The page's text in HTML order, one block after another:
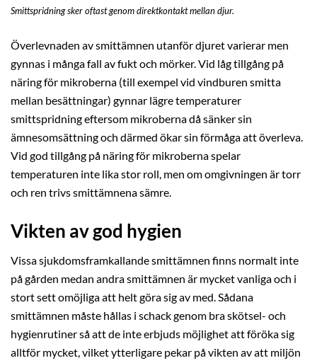
Smittspridning sker oftast genom direktkontakt mellan djur.
Överlevnaden av smittämnen utanför djuret varierar men
gynnas i många fall av fukt och mörker. Vid låg tillgång på
näring för mikroberna (till exempel vid vindburen smitta
mellan besättningar) gynnar lägre temperaturer
smittspridning eftersom mikroberna då sänker sin
ämnesomsättning och därmed ökar sin förmåga att överleva.
Vid god tillgång på näring för mikroberna spelar
temperaturen inte lika stor roll, men om omgivningen är torr
och ren trivs smittämnena sämre.
Vikten av god hygien
Vissa sjukdomsframkallande smittämnen finns normalt inte
på gården medan andra smittämnen är mycket vanliga och i
stort sett omöjliga att helt göra sig av med. Sådana
smittämnen måste hållas i schack genom bra skötsel- och
hygienrutiner så att de inte erbjuds möjlighet att föröka sig
alltför mycket, vilket ytterligare pekar på vikten av att miljön